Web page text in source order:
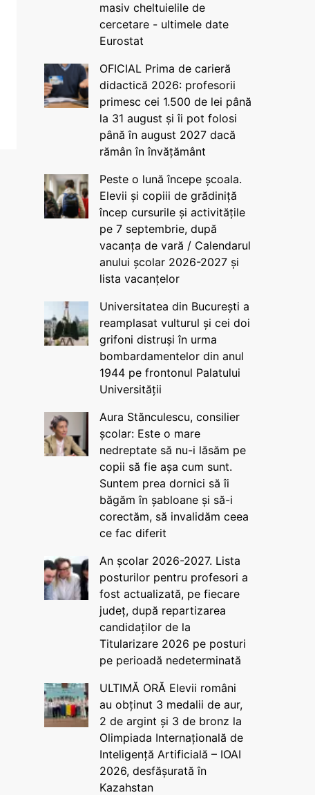
masiv cheltuielile de
cercetare - ultimele date
Eurostat
OFICIAL Prima de carieră
didactică 2026: profesorii
primesc cei 1.500 de lei până
la 31 august și îi pot folosi
până în august 2027 dacă
rămân în învățământ
Peste o lună începe școala.
Elevii și copiii de grădiniță
încep cursurile și activitățile
pe 7 septembrie, după
vacanța de vară / Calendarul
anului școlar 2026-2027 și
lista vacanțelor
Universitatea din București a
reamplasat vulturul și cei doi
grifoni distruși în urma
bombardamentelor din anul
1944 pe frontonul Palatului
Universității
Aura Stănculescu, consilier
școlar: Este o mare
nedreptate să nu-i lăsăm pe
copii să fie așa cum sunt.
Suntem prea dornici să îi
băgăm în șabloane și să-i
corectăm, să invalidăm ceea
ce fac diferit
An școlar 2026-2027. Lista
posturilor pentru profesori a
fost actualizată, pe fiecare
județ, după repartizarea
candidaților de la
Titularizare 2026 pe posturi
pe perioadă nedeterminată
ULTIMĂ ORĂ Elevii români
au obținut 3 medalii de aur,
2 de argint și 3 de bronz la
Olimpiada Internațională de
Inteligență Artificială – IOAI
2026, desfășurată în
Kazahstan